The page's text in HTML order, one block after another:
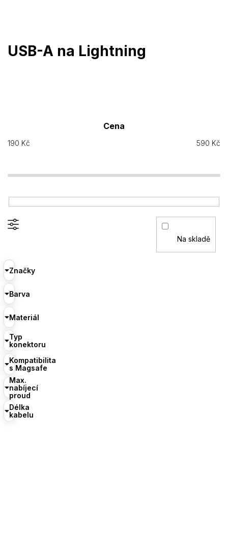
USB-A na Lightning
Cena
190 Kč 590 Kč
Na skladě
Značky
Barva
Materiál
Typ
konektoru
Kompatibilita
s Magsafe
Max.
nabíjecí
proud
Délka
kabelu